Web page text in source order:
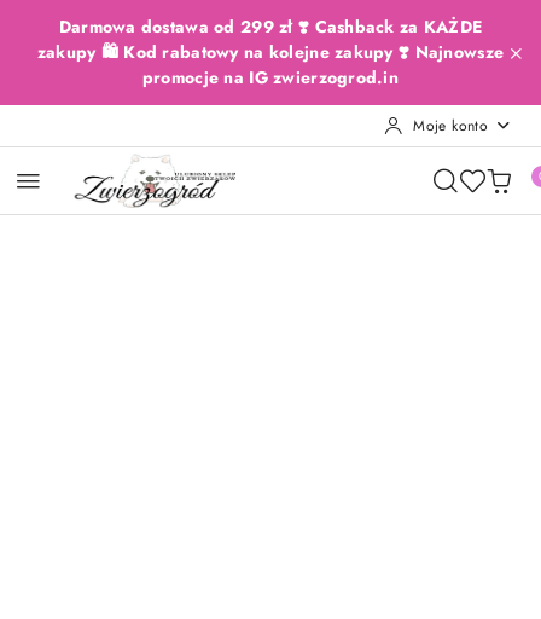
Przejdź do treści głównej
Przejdź do wyszukiwarki
Przejdź do moje konto
Przejdź do menu głównego
Przejdź do opisu produktu
Przejdź do stopki
Darmowa dostawa od 299 zł ❣️ Cashback za KAŻDE
zakupy 🛍️ Kod rabatowy na kolejne zakupy ❣️ Najnowsze
promocje na IG zwierzogrod.in
Moje konto